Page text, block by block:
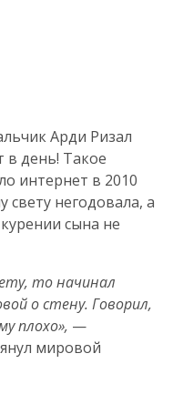
Арди Ризал
в день! Такое
интернет в 2010
свету негодовала, а
сына не
то начинал
о стену. Говорил,
плохо», —
мировой